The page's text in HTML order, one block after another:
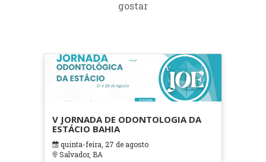
gostar
V JORNADA DE ODONTOLOGIA DA
ESTÁCIO BAHIA
quinta-feira, 27 de agosto
Salvador, BA